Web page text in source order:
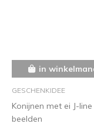
in
GESCHENKIDEE
Konijnen met ei J-line
beelden